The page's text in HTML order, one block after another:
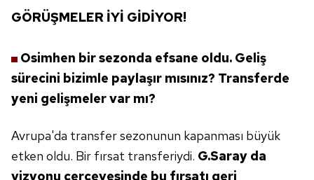
Metnimizi ziyaret edebilirsiniz.
hazırlanmış Aydınlatma Metnimizi okumak ve sitemizde
ilgili mevzuata uygun olarak kullanılan çerezlerle ilgili bilgi
almak için lütfentıklayınız.
GÖRÜŞMELER İYİ GİDİYOR!
Osimhen bir sezonda efsane oldu. Geliş
sürecini bizimle paylaşır mısınız? Transferde
yeni gelişmeler var mı?
Avrupa'da transfer sezonunun kapanması büyük
etken oldu. Bir fırsat transferiydi. G.Saray da
vizyonu çerçevesinde bu fırsatı geri